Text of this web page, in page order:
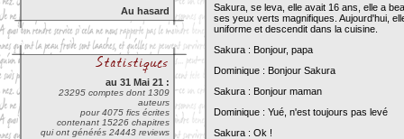
Au hasard
au 31 Mai 21 :
23295 comptes dont 1309
auteurs
pour 4075 fics écrites
contenant 15226 chapitres
qui ont générés 24443 reviews
Sakura, se leva, elle avait 16 ans, elle a
ses yeux verts magnifiques. Aujourd'hui,
uniforme et descendit dans la cuisine.
Sakura : Bonjour, papa
Dominique : Bonjour Sakura
Sakura : Bonjour maman
Dominique : Yué, n'est toujours pas levé
Sakura : Ok !